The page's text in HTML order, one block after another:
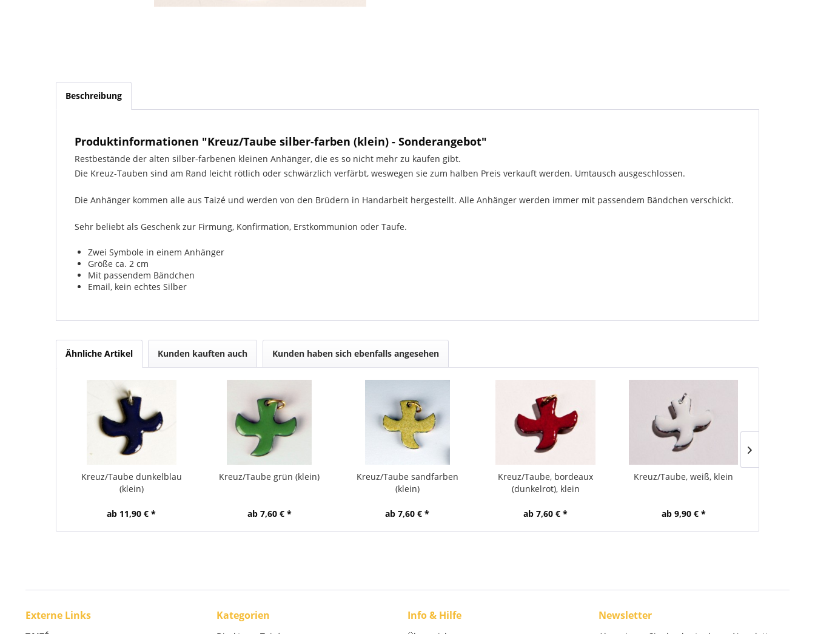
Beschreibung
Produktinformationen "Kreuz/Taube silber-farben (klein) - Sonderangebot"
Restbestände der alten silber-farbenen kleinen Anhänger, die es so nicht mehr zu kaufen gibt.
Die Kreuz-Tauben sind am Rand leicht rötlich oder schwärzlich verfärbt, weswegen sie zum halben Preis verkauft werden. Umtausch ausgeschlossen.
Die Anhänger kommen alle aus Taizé und werden von den Brüdern in Handarbeit hergestellt. Alle Anhänger werden immer mit passendem Bändchen verschickt.
Sehr beliebt als Geschenk zur Firmung, Konfirmation, Erstkommunion oder Taufe.
Zwei Symbole in einem Anhänger
Größe ca. 2 cm
Mit passendem Bändchen
Email, kein echtes Silber
Ähnliche Artikel Kunden kauften auch Kunden haben sich ebenfalls angesehen
Kreuz/Taube dunkelblau
(klein)
ab 11,90 € *
Kreuz/Taube grün (klein)
ab 7,60 € *
Kreuz/Taube sandfarben
(klein)
ab 7,60 € *
Kreuz/Taube, bordeaux
(dunkelrot), klein
ab 7,60 € *
Kreuz/Taube, weiß, klein
ab 9,90 € *
Externe Links Kategorien Info & Hilfe Newsletter